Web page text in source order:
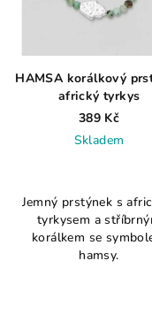
HAMSA korálkový
africký tyrkys
389 Kč
Skladem
Jemný prstýnek s
tyrkysem a
korálkem se
hamsy.